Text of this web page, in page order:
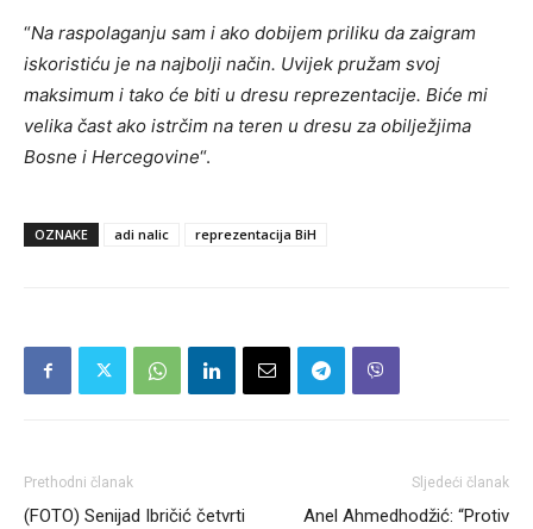
“Na raspolaganju sam i ako dobijem priliku da zaigram
iskoristiću je na najbolji način. Uvijek pružam svoj
maksimum i tako će biti u dresu reprezentacije. Biće mi
velika čast ako istrčim na teren u dresu za obilježjima
Bosne i Hercegovine“.
OZNAKE adi nalic reprezentacija BiH
Prethodni članak
(FOTO) Senijad Ibričić četvrti
Sljedeći članak
Anel Ahmedhodžić: “Protiv